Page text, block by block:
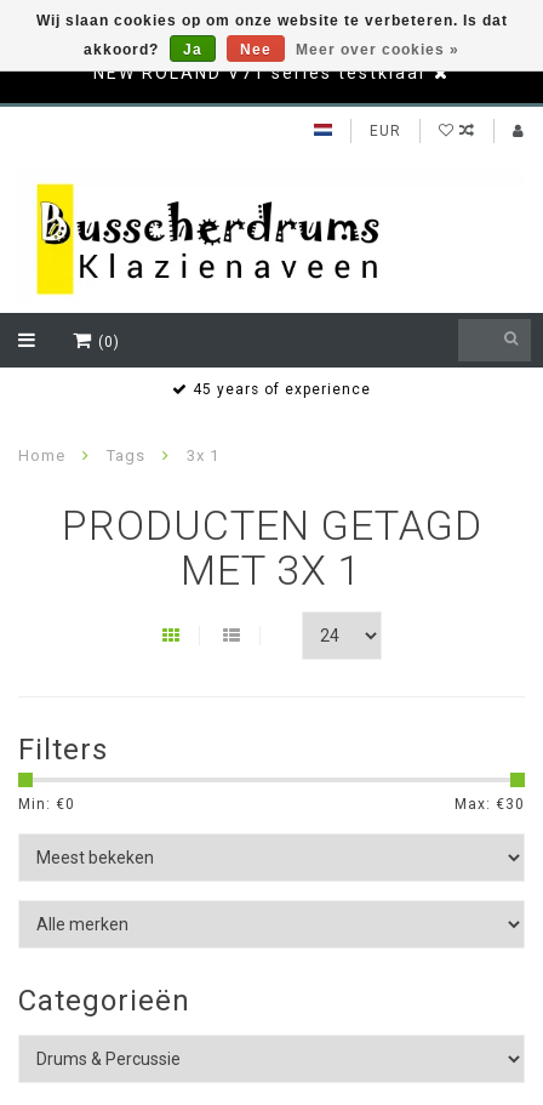
NEW ROLAND V71 series testklaar
EUR
(0)
45 years of experience
Home Tags 3x 1
PRODUCTEN GETAGD
MET 3X 1
Filters
Min: €0 Max: €30
Categorieën
Wij slaan cookies op om onze website te verbeteren. Is dat
akkoord?
Ja Nee Meer over cookies »